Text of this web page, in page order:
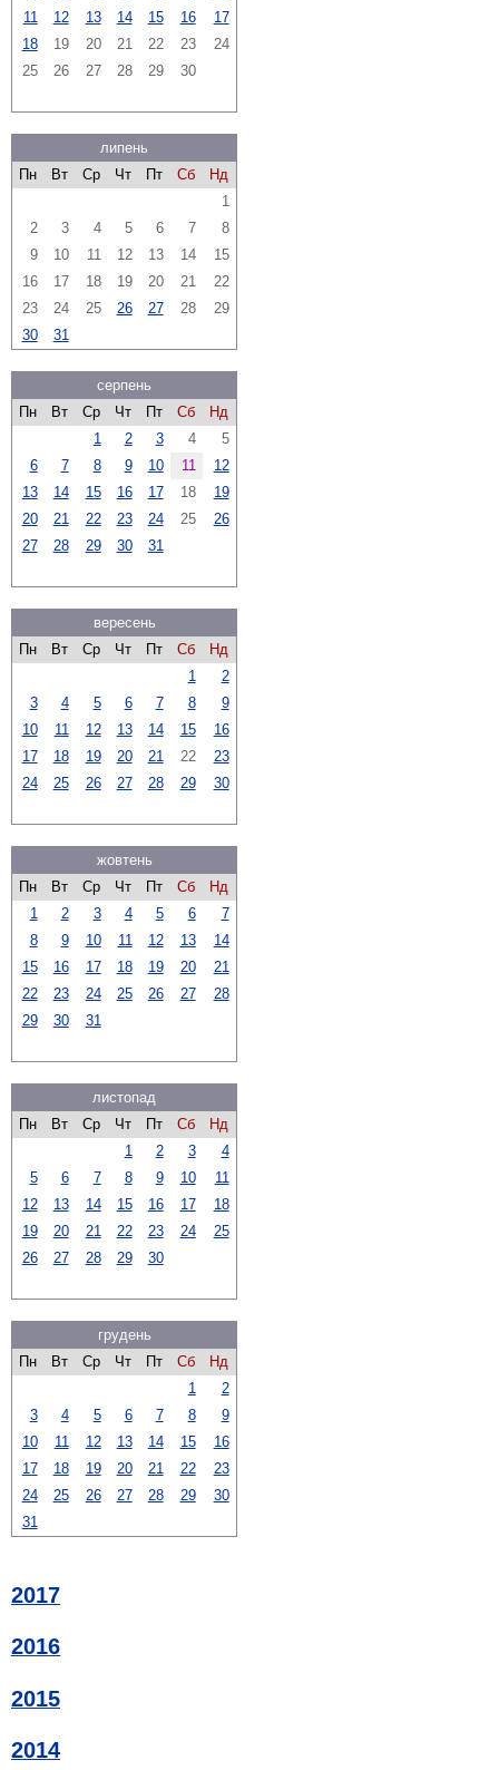
11
12 13 14 15 16
17
18
19 20 21 22 23
24
25
26 27 28 29 30
липень
Пн
Вт Ср Чт Пт Сб
Нд
1
2
3 4 5 6 7
8
9
10 11 12 13 14
15
16
17 18 19 20 21
22
23
24 25 26 27 28
29
30
31
серпень
Пн
Вт Ср Чт Пт Сб
Нд
1
2 3 4
5
6
7 8 9 10 11
12
13
14 15 16 17 18
19
20
21 22 23 24 25
26
27
28 29 30 31
вересень
Пн
Вт Ср Чт Пт Сб
Нд
1
2
3
4 5 6 7 8
9
10
11 12 13 14 15
16
17
18 19 20 21 22
23
24
25 26 27 28 29 30
жовтень
Пн
Вт Ср Чт Пт Сб
Нд
1
2 3 4 5 6
7
8
9 10 11 12 13
14
15
16 17 18 19 20
21
22
23 24 25 26 27
28
29
30 31
листопад
Пн
Вт Ср Чт Пт Сб
Нд
1
2 3
4
5
6 7 8 9 10
11
12
13 14 15 16 17
18
19
20 21 22 23 24
25
26
27 28 29 30
грудень
Пн
Вт Ср Чт Пт Сб
Нд
1
2
3
4 5 6 7 8
9
10
11 12 13 14 15
16
17
18 19 20 21 22
23
24
25 26 27 28 29
30
31
2017
2016
2015
2014